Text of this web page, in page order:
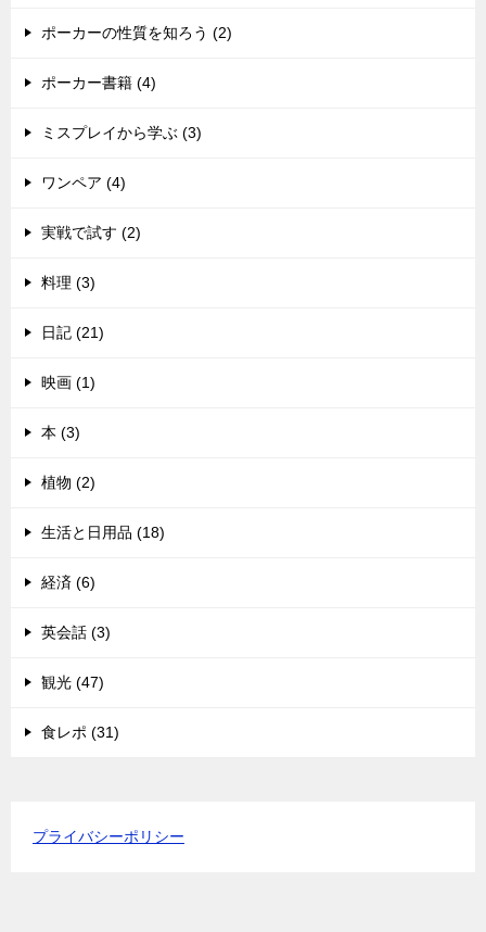
ポーカーの性質を知ろう (2)
ポーカー書籍 (4)
ミスプレイから学ぶ (3)
ワンペア (4)
実戦で試す (2)
料理 (3)
日記 (21)
映画 (1)
本 (3)
植物 (2)
生活と日用品 (18)
経済 (6)
英会話 (3)
観光 (47)
食レポ (31)
プライバシーポリシー